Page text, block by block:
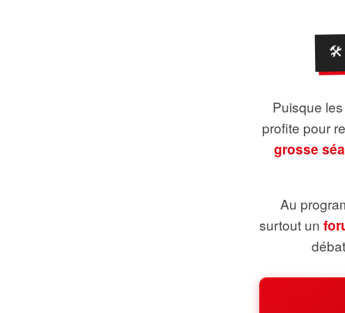
🛠️
Puisque
profite pour
grosse
Au
surtout un